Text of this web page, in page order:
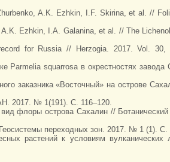
A.K. Ezhkin, I.F. Skirina, et al. //
Ezhkin, I.A. Galanina, et al. // The
for Russia // Herzogia. 2017. Vol.
squarrosa в окрестностях
заказника «Восточный» на острове
2017. № 1(191). С. 116–120.
флоры острова Сахалин //
переходных зон. 2017. № 1 (1). С.
растений к условиям вулканических